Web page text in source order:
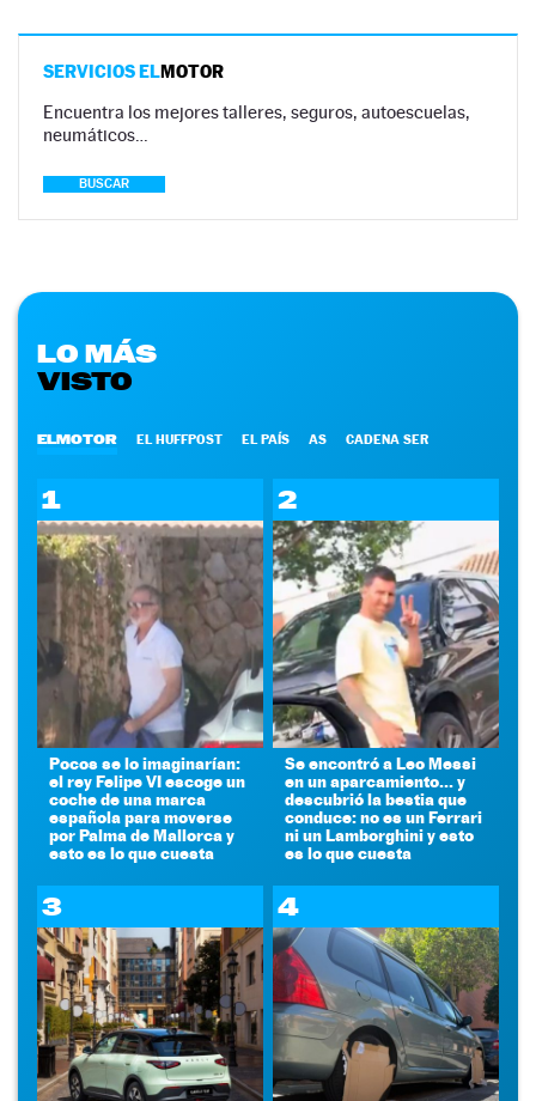
SERVICIOS ELMOTOR
Encuentra los mejores talleres, seguros, autoescuelas,
neumáticos…
BUSCAR
LO MÁS
VISTO
ELMOTOR EL HUFFPOST EL PAÍS AS CADENA SER
1
Pocos se lo imaginarían:
el rey Felipe VI escoge un
coche de una marca
española para moverse
por Palma de Mallorca y
esto es lo que cuesta
2
Se encontró a Leo Messi
en un aparcamiento... y
descubrió la bestia que
conduce: no es un Ferrari
ni un Lamborghini y esto
es lo que cuesta
3 4